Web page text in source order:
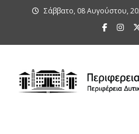
Σάββατο, 08 Αυγούστου,